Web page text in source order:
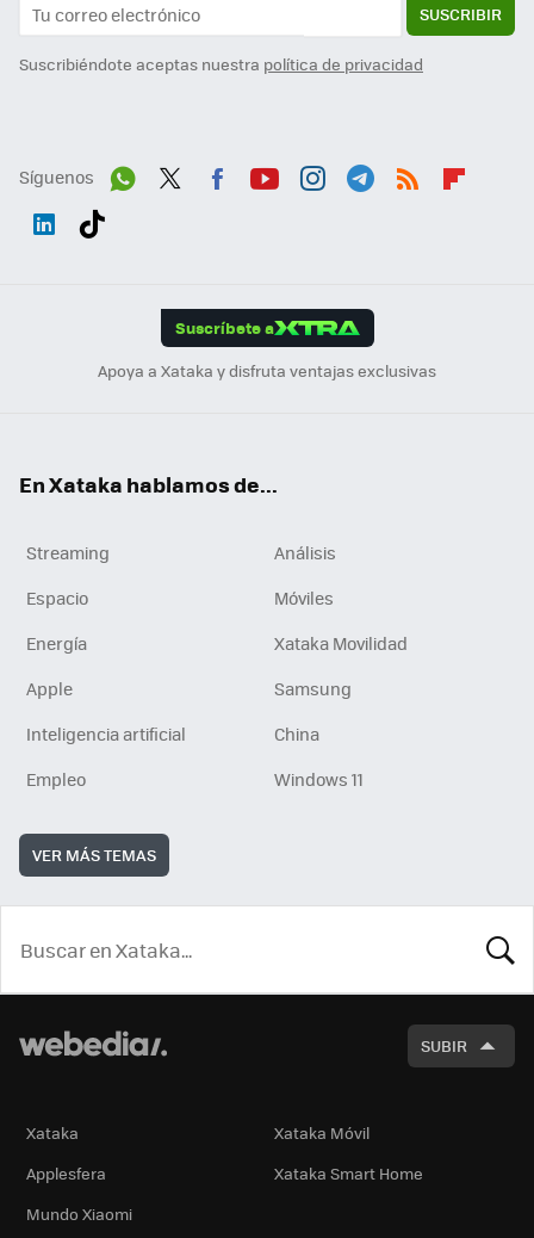
SUSCRIBIR
Suscribiéndote aceptas nuestra política de privacidad
Síguenos
Suscríbete a
Apoya a Xataka y disfruta ventajas exclusivas
En Xataka hablamos de...
Streaming
Análisis
Espacio
Móviles
Energía
Xataka Movilidad
Apple
Samsung
Inteligencia artificial
China
Empleo
Windows 11
VER MÁS TEMAS
SUBIR
Xataka
Xataka Móvil
Applesfera
Xataka Smart Home
Mundo Xiaomi